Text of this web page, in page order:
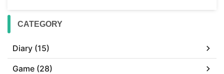
CATEGORY
Diary (15)
Game (28)